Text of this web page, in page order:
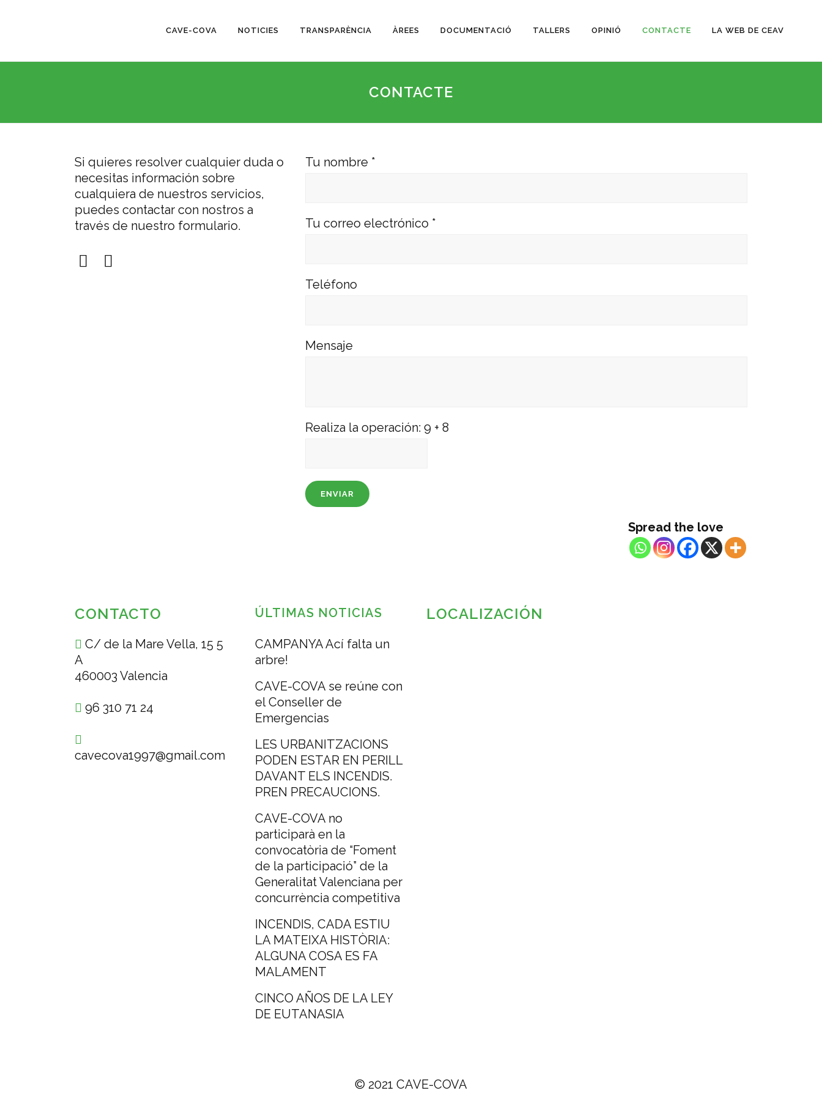
CAVE-COVA NOTICIES TRANSPARÈNCIA ÀREES DOCUMENTACIÓ TALLERS OPINIÓ CONTACTE LA WEB DE CEAV
CONTACTE
Si quieres resolver cualquier duda o
necesitas información sobre
cualquiera de nuestros servicios,
puedes contactar con nostros a
través de nuestro formulario.
Tu nombre *
Tu correo electrónico *
Teléfono
Mensaje
Realiza la operación: 9 + 8
Spread the love
CONTACTO
C/ de la Mare Vella, 15 5
A
460003 Valencia
96 310 71 24
cavecova1997@gmail.com
ÚLTIMAS NOTICIAS
CAMPANYA Ací falta un
arbre!
CAVE-COVA se reúne con
el Conseller de
Emergencias
LES URBANITZACIONS
PODEN ESTAR EN PERILL
DAVANT ELS INCENDIS.
PREN PRECAUCIONS.
CAVE-COVA no
participarà en la
convocatòria de “Foment
de la participació” de la
Generalitat Valenciana per
concurrència competitiva
INCENDIS, CADA ESTIU
LA MATEIXA HISTÒRIA:
ALGUNA COSA ES FA
MALAMENT
CINCO AÑOS DE LA LEY
DE EUTANASIA
LOCALIZACIÓN
© 2021 CAVE-COVA